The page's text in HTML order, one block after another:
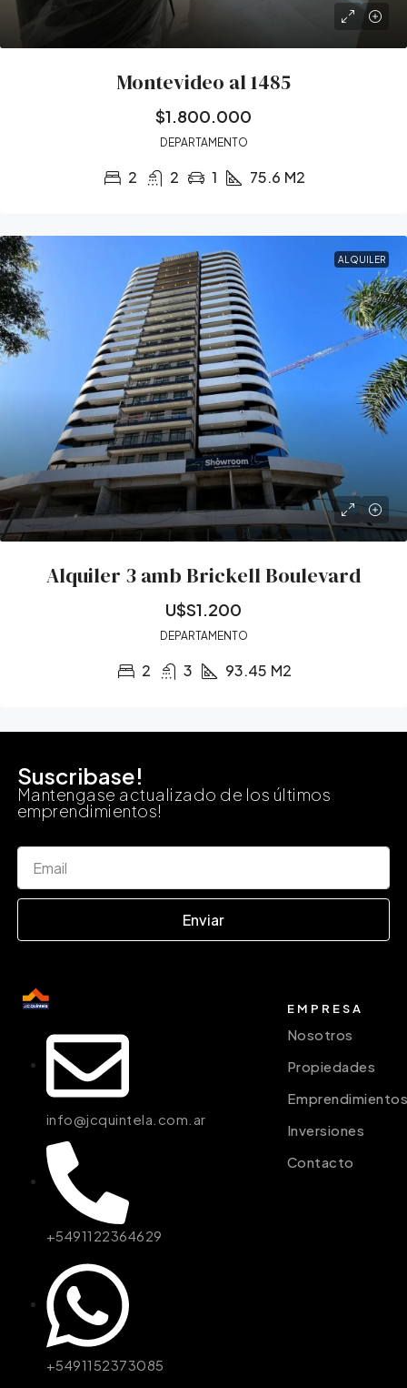
Montevideo al 1485
$1.800.000
DEPARTAMENTO
2 2 1 75.6 M2
ALQUILER
Alquiler 3 amb Brickell Boulevard
U$S1.200
DEPARTAMENTO
2 3 93.45 M2
Suscribase!
Mantengase actualizado de los últimos
emprendimientos!
Enviar
info@jcquintela.com.ar
+5491122364629
+5491152373085
EMPRESA
Nosotros
Propiedades
Inversiones
Contacto